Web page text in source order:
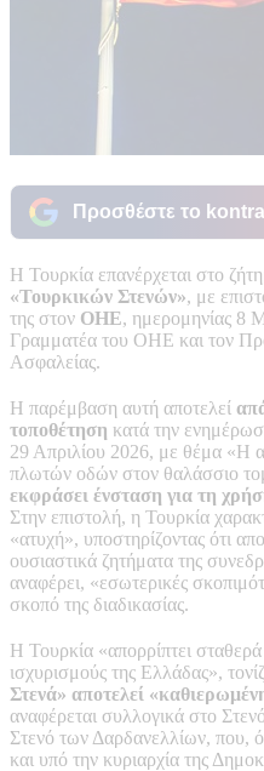
Προσθέστε το
Η Τουρκία επανέρχεται στο
«Τουρκικών Στενών», με
της στον ΟΗΕ, ημερομηνίας 8
Γραμματέα του ΟΗΕ και τον
Ασφαλείας.
Η παρέμβαση αυτή αποτελεί
τοποθέτηση κατά την
29 Απριλίου 2026, με θέμα «Η
πλωτών οδών στον θαλάσσιο
εκφράσει ένσταση για τη
Στην επιστολή, η Τουρκία
«ατυχή», υποστηρίζοντας ότι
ουσιαστικά ζητήματα της
αναφέρει, «εσωτερικές
σκοπό της διαδικασίας.
Η Τουρκία «απορρίπτει
ισχυρισμούς της Ελλάδας»,
Στενά» αποτελεί
αναφέρεται συλλογικά στο
Στενό των Δαρδανελλίων, που,
και υπό την κυριαρχία της